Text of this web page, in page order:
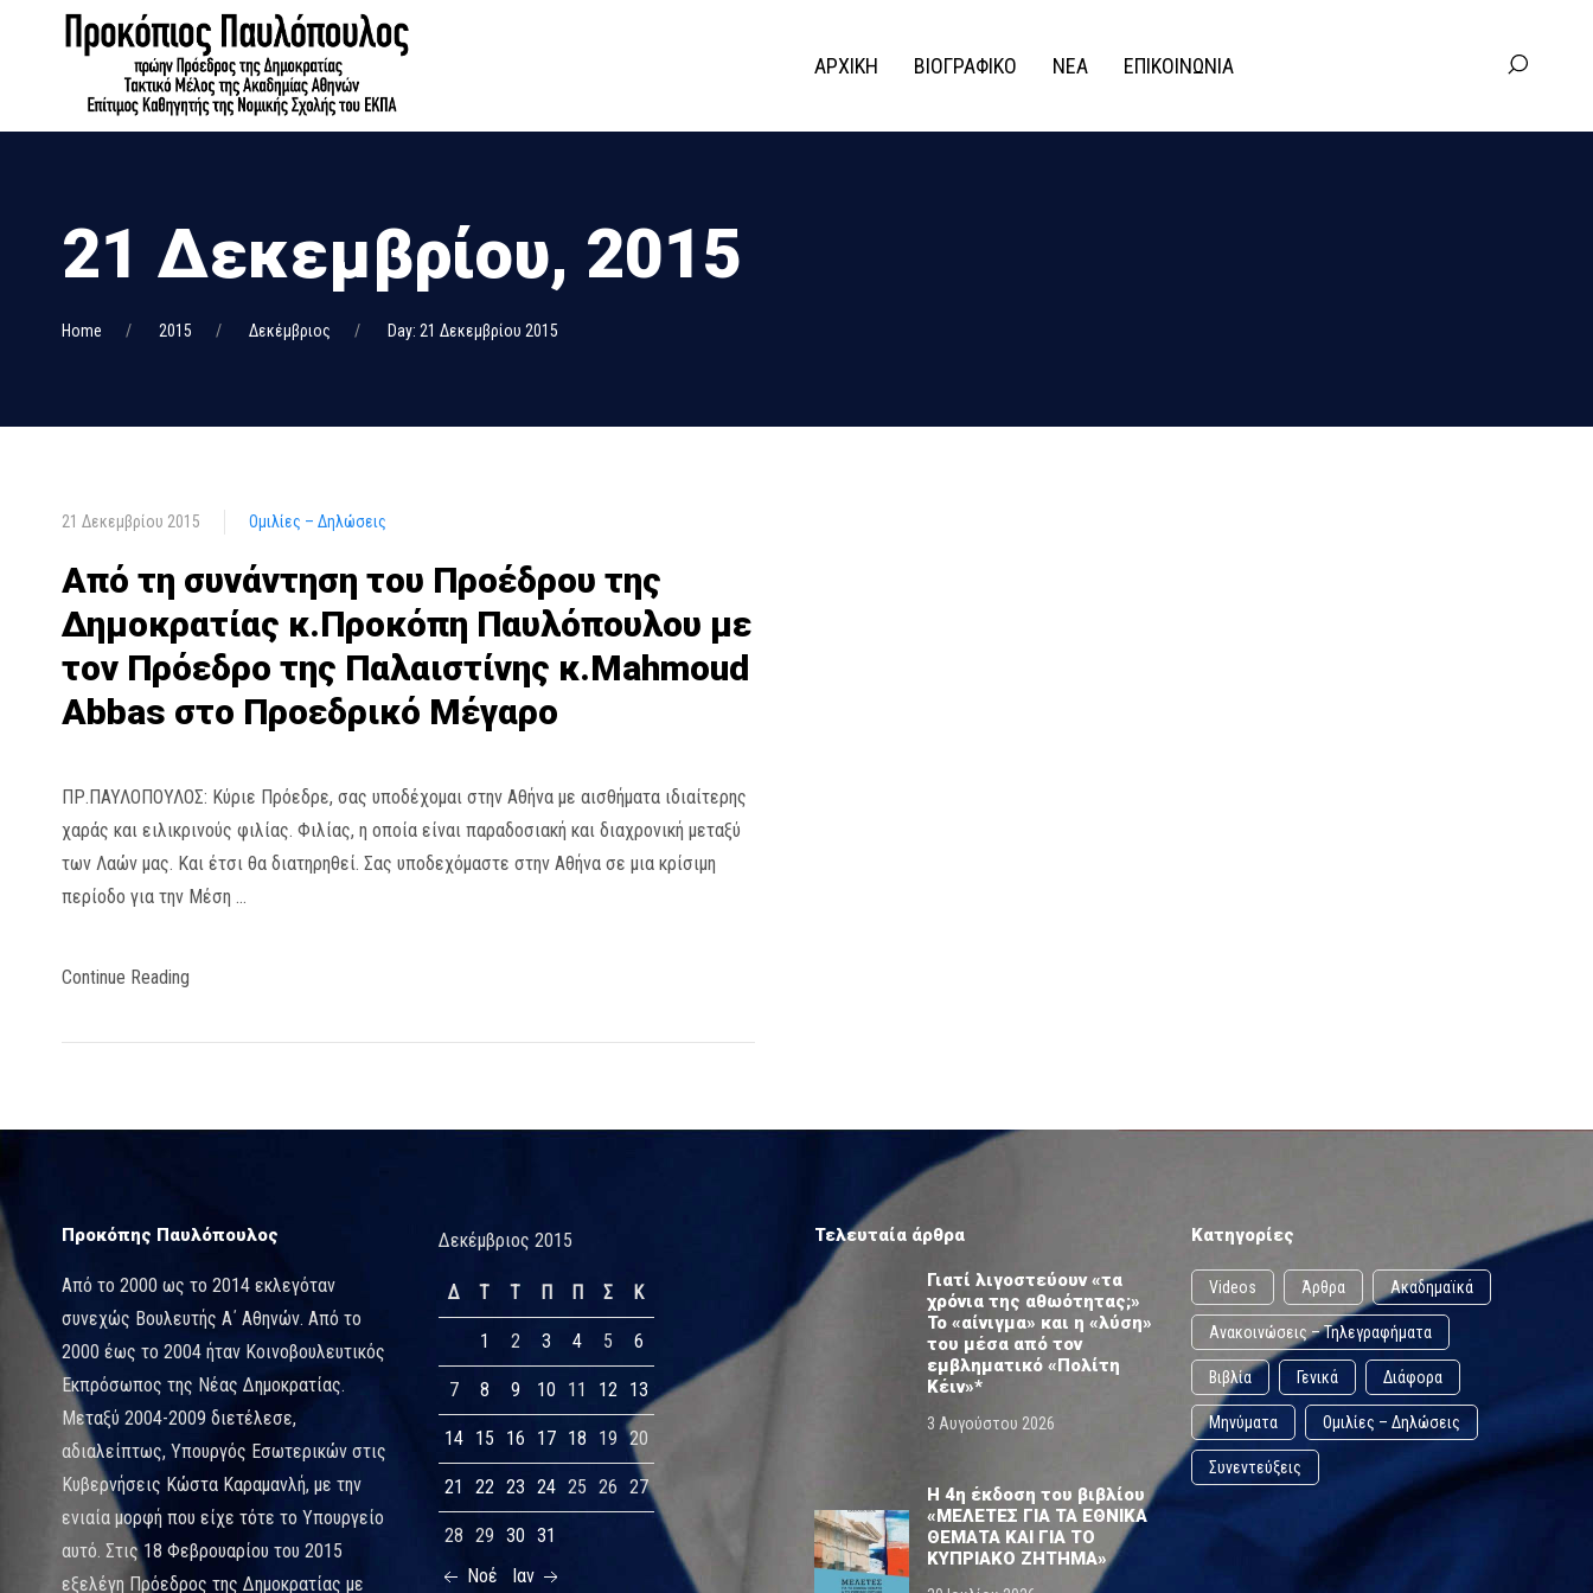
ΑΡΧΙΚΗ ΒΙΟΓΡΑΦΙΚΟ ΝΕΑ ΕΠΙΚΟΙΝΩΝΙΑ
21 Δεκεμβρίου, 2015
Home 2015 Δεκέμβριος Day: 21 Δεκεμβρίου 2015
21 Δεκεμβρίου 2015 Ομιλίες – Δηλώσεις
Από τη συνάντηση του Προέδρου της
Δημοκρατίας κ.Προκόπη Παυλόπουλου με
τον Πρόεδρο της Παλαιστίνης κ.Mahmoud
Abbas στο Προεδρικό Μέγαρο
ΠΡ.ΠΑΥΛΟΠΟΥΛΟΣ: Κύριε Πρόεδρε, σας υποδέχομαι στην Αθήνα με αισθήματα ιδιαίτερης
χαράς και ειλικρινούς φιλίας. Φιλίας, η οποία είναι παραδοσιακή και διαχρονική μεταξύ
των Λαών μας. Και έτσι θα διατηρηθεί. Σας υποδεχόμαστε στην Αθήνα σε μια κρίσιμη
περίοδο για την Μέση …
Continue Reading
Προκόπης Παυλόπουλος
Από το 2000 ως το 2014 εκλεγόταν
συνεχώς Βουλευτής Α΄ Αθηνών. Από το
2000 έως το 2004 ήταν Κοινοβουλευτικός
Εκπρόσωπος της Νέας Δημοκρατίας.
Μεταξύ 2004-2009 διετέλεσε,
αδιαλείπτως, Υπουργός Εσωτερικών στις
Κυβερνήσεις Κώστα Καραμανλή, με την
ενιαία μορφή που είχε τότε το Υπουργείο
αυτό. Στις 18 Φεβρουαρίου του 2015
εξελέγη Πρόεδρος της Δημοκρατίας με
Δεκέμβριος 2015
Δ Τ Τ Π Π Σ Κ
1 2 3 4 5 6
7 8 9 10 11 12 13
14 15 16 17 18 19 20
21 22 23 24 25 26 27
28 29 30 31
Νοέ
Ιαν
Τελευταία άρθρα
Γιατί λιγοστεύουν «τα
χρόνια της αθωότητας;»
Το «αίνιγμα» και η «λύση»
του μέσα από τον
εμβληματικό «Πολίτη
Κέιν»*
3 Αυγούστου 2026
Η 4η έκδοση του βιβλίου
«ΜΕΛΕΤΕΣ ΓΙΑ ΤΑ ΕΘΝΙΚΑ
ΘΕΜΑΤΑ ΚΑΙ ΓΙΑ ΤΟ
ΚΥΠΡΙΑΚΟ ΖΗΤΗΜΑ»
Κατηγορίες
Videos Άρθρα Ακαδημαϊκά
Ανακοινώσεις – Τηλεγραφήματα
Βιβλία Γενικά Διάφορα
Μηνύματα Ομιλίες – Δηλώσεις
Συνεντεύξεις